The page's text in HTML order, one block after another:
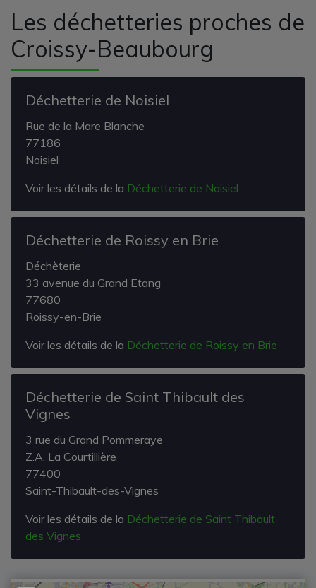
Les déchetteries proches de
Croissy-Beaubourg
Déchetterie de Noisiel
Rue de la Mare Blanche
77186
Noisiel
Voir les détails de la Déchetterie de Noisiel
Déchetterie de Roissy en Brie
Déchèterie
33 avenue du Grand Etang
77680
Roissy-en-Brie
Voir les détails de la Déchetterie de Roissy en Brie
Déchetterie de Saint Thibault des
Vignes
3 rue du Grand Pommeraye
Z.A. La Courtillière
77400
Saint-Thibault-des-Vignes
Voir les détails de la Déchetterie de Saint Thibault
des Vignes